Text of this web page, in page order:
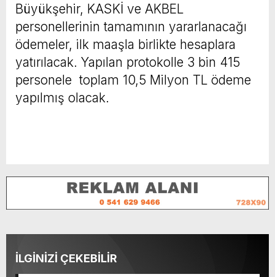
Büyükşehir, KASKİ ve AKBEL
personellerinin tamamının yararlanacağı
ödemeler, ilk maaşla birlikte hesaplara
yatırılacak. Yapılan protokolle 3 bin 415
personele toplam 10,5 Milyon TL ödeme
yapılmış olacak.
İLGİNİZİ ÇEKEBİLİR